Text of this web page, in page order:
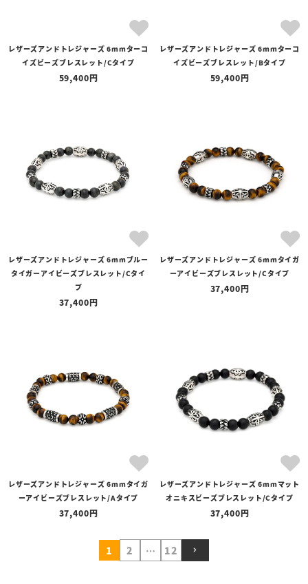
レザーズアンドトレジャーズ 6mmターコ
イズビーズブレスレット/Cタイプ
59,400
レザーズアンドトレジャーズ 6mmターコ
イズビーズブレスレット/Bタイプ
59,400
レザーズアンドトレジャーズ 6mmブルー
タイガーアイビーズブレスレット/Cタイ
プ
37,400
レザーズアンドトレジャーズ 6mmタイガ
ーアイビーズブレスレット/Cタイプ
37,400
レザーズアンドトレジャーズ 6mmタイガ
ーアイビーズブレスレット/Aタイプ
37,400
レザーズアンドトレジャーズ 6mmマット
オニキスビーズブレスレット/Cタイプ
37,400
1 2 … 12